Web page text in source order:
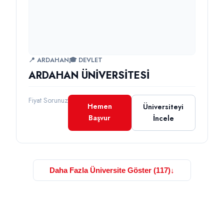
📍 ARDAHAN🎓 DEVLET
ARDAHAN ÜNİVERSİTESİ
Fiyat Sorunuz
Hemen
Başvur
Üniversiteyi
İncele
Daha Fazla Üniversite Göster (117)↓